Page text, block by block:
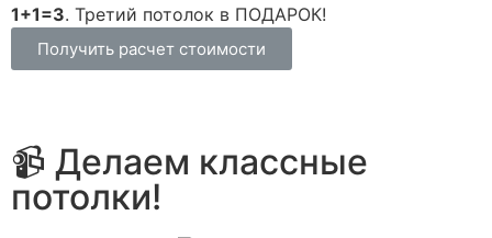
1+1=3. Третий потолок в ПОДАРОК!
Получить расчет стоимости
📹 Делаем классные
потолки!